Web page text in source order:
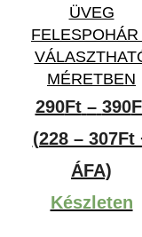
ÜVEG
FELESPOHÁR
MÉRETBEN
290Ft – 390
(228 – 307Ft
ÁFA)
Készleten